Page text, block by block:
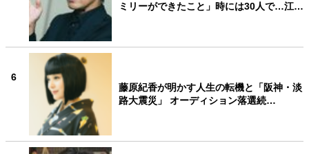
ミリーができたこと」時には30人で…江…
6
藤原紀香が明かす人生の転機と「阪神・淡
路大震災」 オーディション落選続…